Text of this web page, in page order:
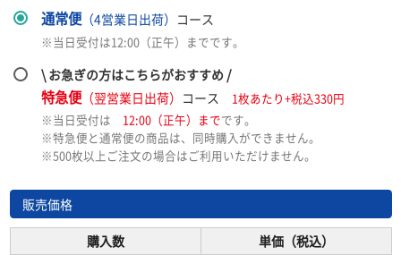
通常便（4営業日出荷） コース
※当日受付は12:00（正午）までです。
\ お急ぎの方はこちらがおすすめ /
特急便（翌営業日出荷） コース
1枚あたり+税込330円
※当日受付は 12:00（正午）までです。
※特急便と通常便の商品は、同時購入ができません。
※500枚以上ご注文の場合はご利用いただけません。
販売価格
購入数
単価（税込）